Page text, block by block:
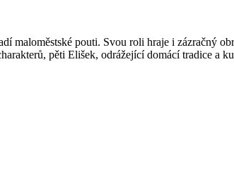
maloměstské pouti. Svou roli hraje i zázračný
pěti Elišek, odrážející domácí tradice a